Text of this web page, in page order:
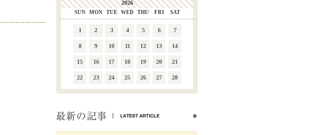
2026
SUN MON TUE WED THU FRI SAT
1 2 3 4 5 6 7
8 9 10 11 12 13 14
15 16 17 18 19 20 21
22 23 24 25 26 27 28